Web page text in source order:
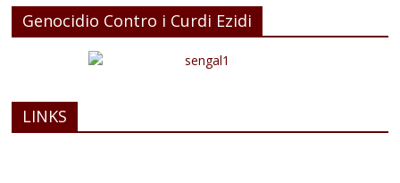
Genocidio Contro i Curdi Ezidi
LINKS